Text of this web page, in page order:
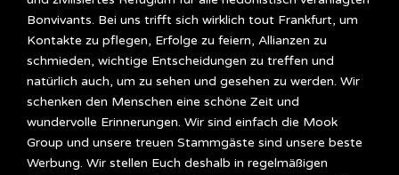
Bonvivants. Bei uns trifft sich wirklich tout Frankfurt, um
Kontakte zu pflegen, Erfolge zu feiern, Allianzen zu
schmieden, wichtige Entscheidungen zu treffen und
natürlich auch, um zu sehen und gesehen zu werden. Wir
schenken den Menschen eine schöne Zeit und
wundervolle Erinnerungen. Wir sind einfach die Mook
Group und unsere treuen Stammgäste sind unsere beste
Werbung. Wir stellen Euch deshalb in regelmäßigen